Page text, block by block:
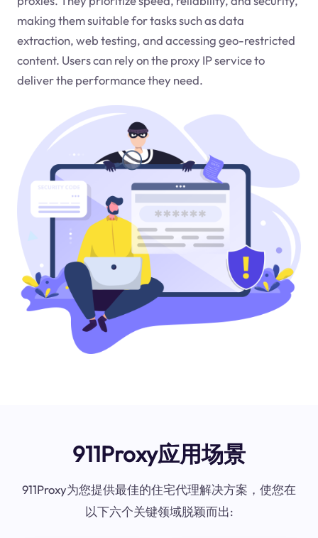
making them suitable for tasks such as data
extraction, web testing, and accessing geo-restricted
content. Users can rely on the proxy IP service to
deliver the performance they need.
911Proxy应用场景
911Proxy为您提供最佳的住宅代理解决方案，使您在
以下六个关键领域脱颖而出: